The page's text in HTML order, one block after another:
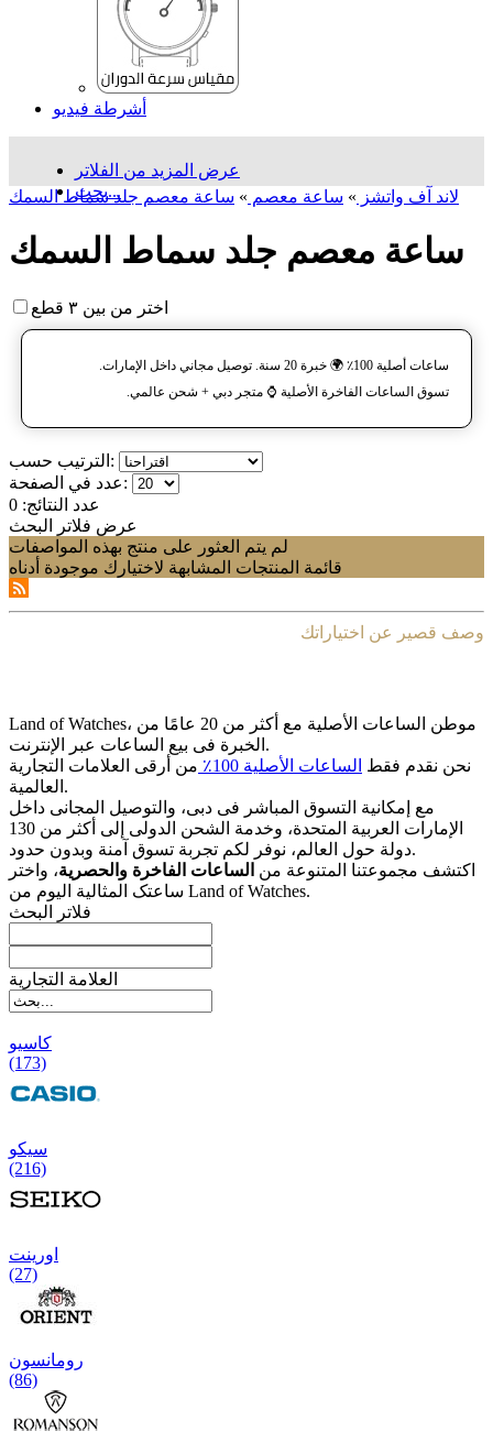
أشرطة فيديو
عرض المزيد من الفلاتر
بحث...
لاند آف واتشز » ساعة معصم » ساعة معصم جلد سماط السمك
ساعة معصم جلد سماط السمك
اختر من بين ٣ قطع
ساعات أصلية 100٪ 🌍 خبرة 20 سنة. توصيل مجاني داخل الإمارات.
تسوق الساعات الفاخرة الأصلية ⌚️ متجر دبي + شحن عالمي.
الترتيب حسب:
عدد في الصفحة:
عدد النتائج: 0
عرض فلاتر البحث
لم يتم العثور على منتج بهذه المواصفات
قائمة المنتجات المشابهة لاختيارك موجودة أدناه
وصف قصير عن اختياراتك
Land of Watches، موطن الساعات الأصلیة مع أکثر من 20 عامًا من
الخبرة فی بیع الساعات عبر الإنترنت.
نحن نقدم فقط الساعات الأصلیة 100٪
من أرقى العلامات التجاریة
العالمیة.
مع إمکانیة التسوق المباشر فی دبی، والتوصیل المجانی داخل
الإمارات العربیة المتحدة، وخدمة الشحن الدولی إلى أکثر من 130
دولة حول العالم، نوفر لکم تجربة تسوق آمنة وبدون حدود.
اکتشف مجموعتنا المتنوعة من الساعات الفاخرة والحصریة، واختر
ساعتک المثالیة الیوم من Land of Watches.
فلاتر البحث
العلامة التجارية
کاسیو
(173)
سیکو
(216)
اورینت
(27)
رومانسون
(86)